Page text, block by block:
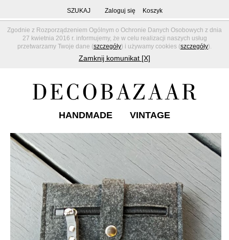
Zgodnie z Rozporządzeniem Ogólnym o Ochronie Danych Osobowych z dnia
27 kwietnia 2016 r. informujemy, że w celu realizacji naszych usług
przetwarzamy Twoje dane (szczegóły) i używamy cookies (szczegóły).
Zamknij komunikat [X]
SZUKAJ Zaloguj się Koszyk
HANDMADE VINTAGE